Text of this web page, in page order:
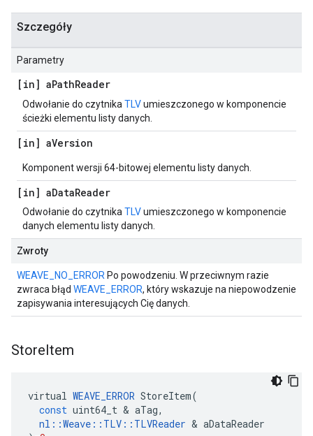
Szczegóły
Parametry
[in] aPathReader
Odwołanie do czytnika TLVumieszczonego w komponencie
ścieżki elementu listy danych.
[in] aVersion
Komponent wersji 64-bitowej elementu listy danych.
[in] aDataReader
Odwołanie do czytnika TLVumieszczonego w komponencie
danych elementu listy danych.
Zwroty
WEAVE_NO_ERROR Po powodzeniu. W przeciwnym razie
zwraca błąd WEAVE_ERROR, który wskazuje na niepowodzenie
zapisywania interesujących Cię danych.
StoreItem
virtual WEAVE_ERROR StoreItem(
const uint64_t & aTag,
nl ::Weave :: TLV :: TLVReader & aDataReader